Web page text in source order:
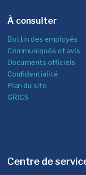
À consulter
Bottin des employés
Communiqués et avis
Documents officiels
Confidentialité
Plan du site
GRICS
Centre de